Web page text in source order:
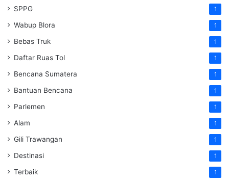
SPPG 1
Wabup Blora 1
Bebas Truk 1
Daftar Ruas Tol 1
Bencana Sumatera 1
Bantuan Bencana 1
Parlemen 1
Alam 1
Gili Trawangan 1
Destinasi 1
Terbaik 1